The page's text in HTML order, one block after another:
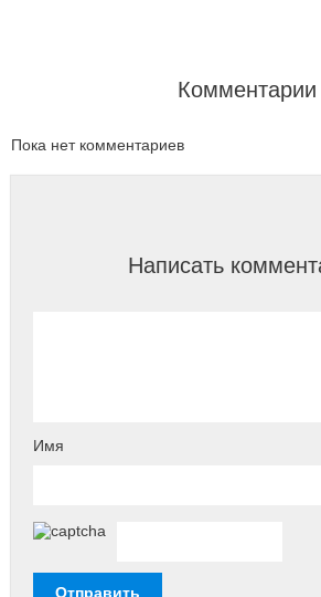
Комментарии
Пока нет комментариев
Написать
Имя